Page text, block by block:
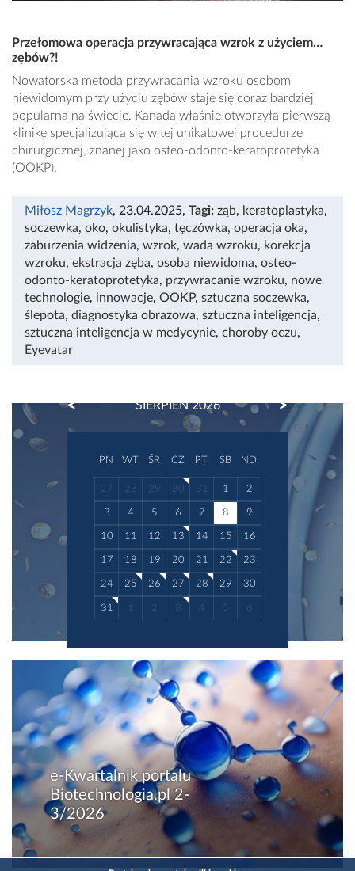
Przełomowa operacja przywracająca wzrok z użyciem…
zębów?!
Nowatorska metoda przywracania wzroku osobom
niewidomym przy użyciu zębów staje się coraz bardziej
popularna na świecie. Kanada właśnie otworzyła pierwszą
klinikę specjalizującą się w tej unikatowej procedurze
chirurgicznej, znanej jako osteo-odonto-keratoprotetyka
(OOKP).
Miłosz Magrzyk, 23.04.2025, Tagi: ząb, keratoplastyka,
soczewka, oko, okulistyka, tęczówka, operacja oka,
zaburzenia widzenia, wzrok, wada wzroku, korekcja
wzroku, ekstracja zęba, osoba niewidoma, osteo-
odonto-keratoprotetyka, przywracanie wzroku, nowe
technologie, innowacje, OOKP, sztuczna soczewka,
ślepota, diagnostyka obrazowa, sztuczna inteligencja,
sztuczna inteligencja w medycynie, choroby oczu,
Eyevatar
SIERPIEŃ 2026
PREVIOUS NEXT
PN WT ŚR CZ PT SB ND
27 28 29 30 31 1 2
3 4 5 6 7 8 9
10 11 12 13 14 15 16
17 18 19 20 21 22 23
24 25 26 27 28 29 30
31 1 2 3 4 5 6
e-Kwartalnik portalu
Biotechnologia.pl 2-
3/2026